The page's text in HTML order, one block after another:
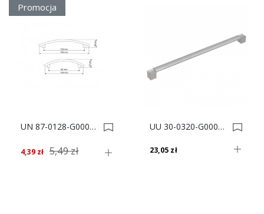
Promocja
UN 87-0128-G0007 UCHWYT MEBLOWY** 0002620
4,39 zł 5,49 zł
UU 30-0320-G0008 UCHWYT MEBLOWY** 0006948
23,05 zł